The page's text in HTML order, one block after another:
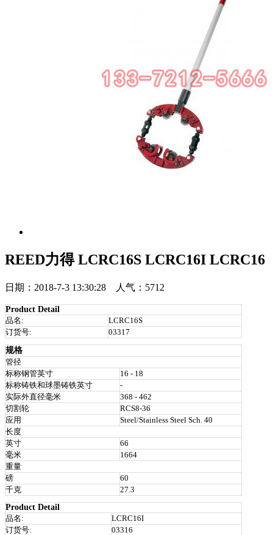
REED力得 LCRC16S LCRC16I LCRC16
日期：2018-7-3 13:30:28 人气：5712
Product Detail
品名:
LCRC16S
订货号:
03317
规格
管径
标称钢管英寸
16 - 18
标称铸铁和球墨铸铁英寸
-
实际外直径毫米
368 - 462
切割轮
RCS8-36
应用
Steel/Stainless Steel Sch. 40
长度
英寸
66
毫米
1664
重量
磅
60
千克
27.3
Product Detail
品名:
LCRC16I
订货号:
03316